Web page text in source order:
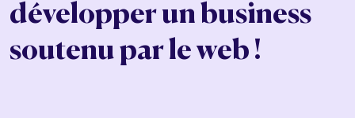
développer un business
soutenu par le web !